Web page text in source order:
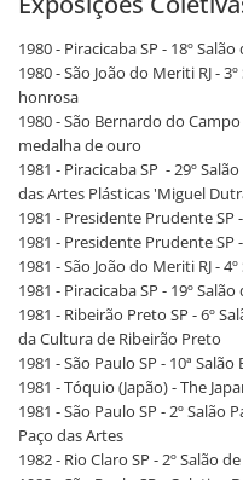
1980 - Piracicaba SP - 18º
1980 - São João do Meriti RJ -
honrosa
1980 - São Bernardo do
medalha de ouro
1981 - Piracicaba SP - 29º
das Artes Plásticas 'Miguel
1981 - Presidente Prudente SP
1981 - Presidente Prudente SP
1981 - São João do Meriti RJ -
1981 - Piracicaba SP - 19º
1981 - Ribeirão Preto SP - 6º
da Cultura de Ribeirão Preto
1981 - São Paulo SP - 10ª
1981 - Tóquio (Japão) - The
1981 - São Paulo SP - 2º Salão
Paço das Artes
1982 - Rio Claro SP - 2º Salão